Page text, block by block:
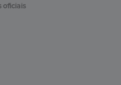
oficiais